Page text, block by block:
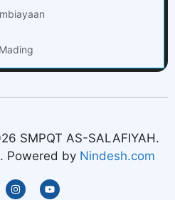
Mading
SMPQT AS-SALAFIYAH.
Powered by Nindesh.com